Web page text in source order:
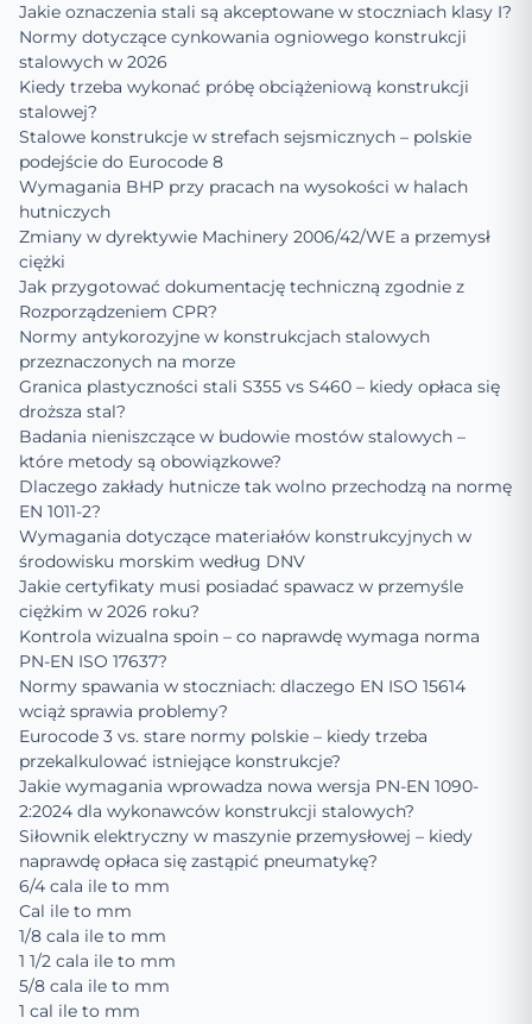
Jakie oznaczenia stali są akceptowane w stoczniach klasy I?
Normy dotyczące cynkowania ogniowego konstrukcji
stalowych w 2026
Kiedy trzeba wykonać próbę obciążeniową konstrukcji
stalowej?
Stalowe konstrukcje w strefach sejsmicznych – polskie
podejście do Eurocode 8
Wymagania BHP przy pracach na wysokości w halach
hutniczych
Zmiany w dyrektywie Machinery 2006/42/WE a przemysł
ciężki
Jak przygotować dokumentację techniczną zgodnie z
Rozporządzeniem CPR?
Normy antykorozyjne w konstrukcjach stalowych
przeznaczonych na morze
Granica plastyczności stali S355 vs S460 – kiedy opłaca się
droższa stal?
Badania nieniszczące w budowie mostów stalowych –
które metody są obowiązkowe?
Dlaczego zakłady hutnicze tak wolno przechodzą na normę
EN 1011-2?
Wymagania dotyczące materiałów konstrukcyjnych w
środowisku morskim według DNV
Jakie certyfikaty musi posiadać spawacz w przemyśle
ciężkim w 2026 roku?
Kontrola wizualna spoin – co naprawdę wymaga norma
PN-EN ISO 17637?
Normy spawania w stoczniach: dlaczego EN ISO 15614
wciąż sprawia problemy?
Eurocode 3 vs. stare normy polskie – kiedy trzeba
przekalkulować istniejące konstrukcje?
Jakie wymagania wprowadza nowa wersja PN-EN 1090-
2:2024 dla wykonawców konstrukcji stalowych?
Siłownik elektryczny w maszynie przemysłowej – kiedy
naprawdę opłaca się zastąpić pneumatykę?
6/4 cala ile to mm
Cal ile to mm
1/8 cala ile to mm
1 1/2 cala ile to mm
5/8 cala ile to mm
1 cal ile to mm